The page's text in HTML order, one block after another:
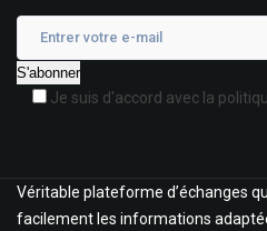
Je suis d'accord avec la
Véritable plateforme d’échanges
facilement les informations